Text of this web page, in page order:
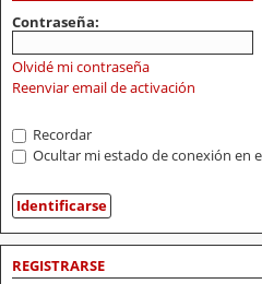
Contraseña:
Olvidé mi contraseña
Reenviar email de activación
Recordar
Ocultar mi estado de conexión en
REGISTRARSE